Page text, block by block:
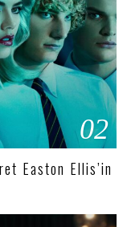
02
Easton Ellis’in